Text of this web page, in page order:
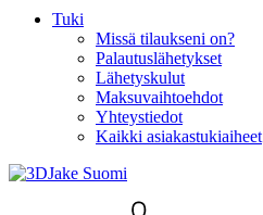
Tuki
Missä tilaukseni on?
Palautuslähetykset
Lähetyskulut
Maksuvaihtoehdot
Yhteystiedot
Kaikki asiakastukiaiheet